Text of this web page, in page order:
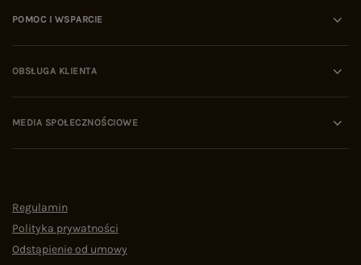
POMOC I WSPARCIE
OBSŁUGA KLIENTA
MEDIA SPOŁECZNOŚCIOWE
Regulamin
Polityka prywatności
Odstąpienie od umowy